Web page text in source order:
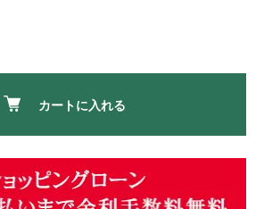
カートに入れる